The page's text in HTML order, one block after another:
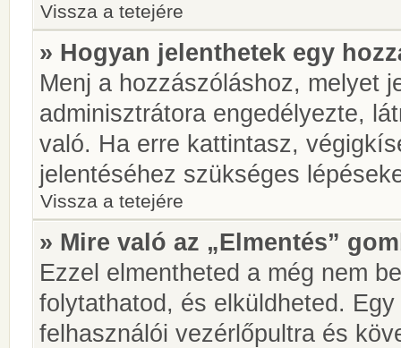
Vissza a tetejére
» Hogyan jelenthetek egy
Menj a hozzászóláshoz, melyet
adminisztrátora engedélyezte,
való. Ha erre kattintasz,
jelentéséhez szükséges
Vissza a tetejére
» Mire való az „Elmentés”
Ezzel elmentheted a még nem
folytathatod, és elküldheted.
felhasználói vezérlőpultra és